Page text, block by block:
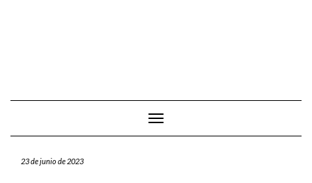
Cambiar modo de navegación
23 de junio de 2023